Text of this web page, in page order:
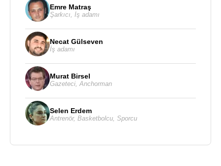
Emre Matraş
Şarkıcı İş adamı
Necat Gülseven
İş adamı
Murat Birsel
Gazeteci Anchorman
Selen Erdem
Antrenör, Basketbolcu Sporcu